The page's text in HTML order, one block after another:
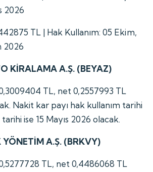
2026
TL | Hak Kullanım: 05 Ekim,
2026
KİRALAMA A.Ş. (BEYAZ)
TL, net 0,2557993 TL
Nakit kar payı hak kullanım tarihi
ise 15 Mayıs 2026 olacak.
YÖNETİM A.Ş. (BRKVY)
TL, net 0,4486068 TL